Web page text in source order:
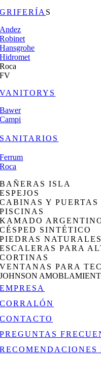
GRIFERÍA S
Andez
Robinet
Hansgrohe
Hidromet
Roca
FV
VANITORYS
Bawer
Campi
SANITARIOS
Ferrum
Roca
BAÑERAS ISLA
ESPEJOS
CABINAS Y PUERTAS
PISCINAS
KAMADO
CÉSPED SINTÉTICO
PIEDRAS NATURALES
ESCALERAS PARA
CORTINAS
VENTANAS PARA
JOHNSON
EMPRESA
CORRALÓN
CONTACTO
PREGUNTAS
RECOMENDACIONES